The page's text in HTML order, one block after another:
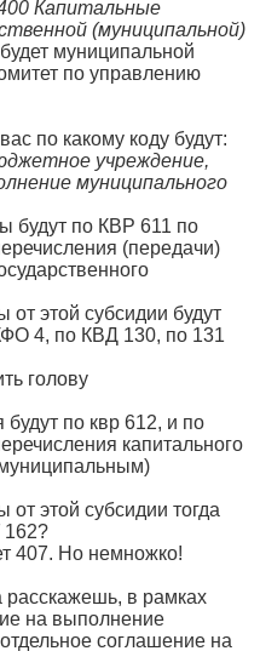
Капитальные
(муниципальной)
муниципальной
по управлению
по какому коду будут:
учреждение,
муниципального
будут по КВР 611 по
(передачи)
от этой субсидии будут
4, по КВД 130, по 131
голову
по квр 612, и по
капитального
от этой субсидии тогда
162?
407. Но немножко!
в рамках
на выполнение
соглашение на